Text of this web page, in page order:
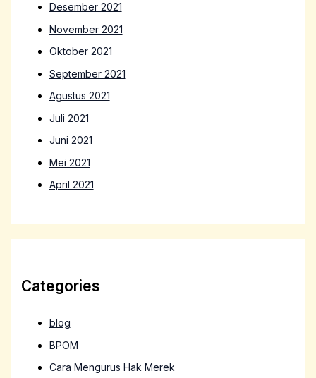
Desember 2021
November 2021
Oktober 2021
September 2021
Agustus 2021
Juli 2021
Juni 2021
Mei 2021
April 2021
Categories
blog
BPOM
Cara Mengurus Hak Merek